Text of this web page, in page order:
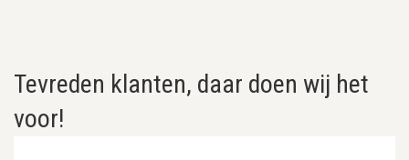
Tevreden klanten, daar doen wij het
voor!